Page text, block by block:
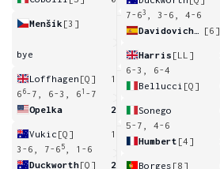
Menšík [3]
bye
Loffhagen [Q]
1
6 6-7, 6-3, 6 1 -7
Opelka
2
Vukic [Q]
1
3-6, 7-6 5
, 1-6
Duckworth[Q] 2
7-63
, 3-6, 4-6
[6]
Harris [LL]
6-3, 6-4
Bellucci [Q]
Sonego
5-7, 4-6
Humbert [4]
Borges [8]